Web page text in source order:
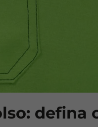
defina